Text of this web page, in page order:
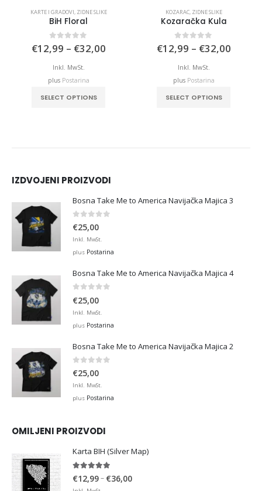
KARTE I GRADOVI, ZIDNE SLIKE
BiH Floral
0out of 5
€12,99 – €32,00Price
Inkl. MwSt.
plus Postarina
SELECT OPTIONS
KOZARAC, ZIDNE SLIKE
Kozaračka Kula
0out of 5
€12,99 – €32,00Price
Inkl. MwSt.
plus Postarina
SELECT OPTIONS
IZDVOJENI PROIZVODI
Bosna Take Me to America Navijačka Majica 3
0 out of 5
€25,00
Inkl. MwSt.
plus Postarina
Bosna Take Me to America Navijačka Majica 4
€25,00
Inkl. MwSt.
plus Postarina
Bosna Take Me to America Navijačka Majica 2
0 out of 5
€25,00
Inkl. MwSt.
plus Postarina
OMILJENI PROIZVODI
Karta BIH (Silver Map)
€12,99– €36,00Price